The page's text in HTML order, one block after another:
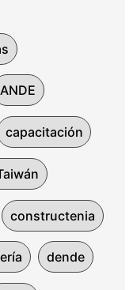
ANDE
capacitación
constructenia
dende